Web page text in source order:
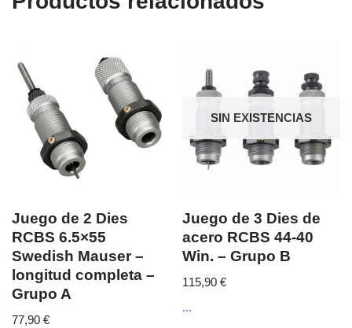
Juego de 2 Dies
RCBS 6.5×55
Swedish Mauser –
longitud completa –
Grupo A
77,90 €
SIN EXISTENCIAS
Juego de 3 Dies de
acero RCBS 44-40
Win. – Grupo B
115,90€
...